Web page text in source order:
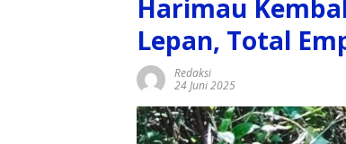
Harimau
Lepan, Total
Redaksi
24 Juni 2025